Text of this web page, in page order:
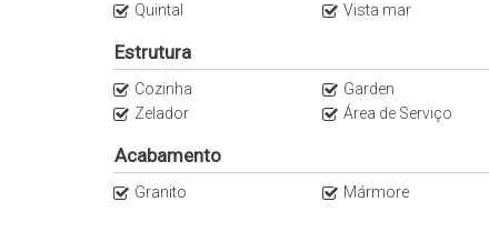
Quintal
Vista mar
Estrutura
Cozinha Garden
Zelador
Área de Serviço
Acabamento
Granito Mármore